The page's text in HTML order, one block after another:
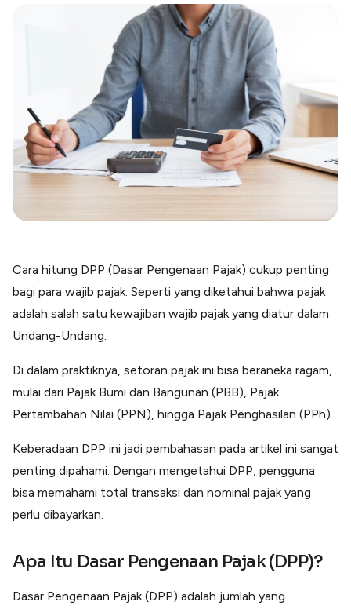
Bayar luar negeri pakai kartu kredit
Kartu Kredit Bisnis
Paper Card
Satu kartu untuk bisnis & personal
Paper Horizon
Kartu korporat expense terlengkap
Kelola Pembayaran Termin Proyek
Health & Beauty
Terima Pembayaran Instan Dan CC
Open API
Integrasi sistem bisnis dengan API
Software Akuntansi
Integrasi Accurate
Kumpulan tips dan informasi bisnis
Cara hitung DPP (Dasar Pengenaan Pajak) cukup penting
bagi para wajib pajak. Seperti yang diketahui bahwa pajak
adalah salah satu kewajiban wajib pajak yang diatur dalam
Undang-Undang.
Di dalam praktiknya, setoran pajak ini bisa beraneka ragam,
mulai dari Pajak Bumi dan Bangunan (PBB), Pajak
Pertambahan Nilai (PPN), hingga Pajak Penghasilan (PPh).
Keberadaan DPP ini jadi pembahasan pada artikel ini sangat
penting dipahami. Dengan mengetahui DPP, pengguna
bisa memahami total transaksi dan nominal pajak yang
perlu dibayarkan.
Apa Itu Dasar Pengenaan Pajak (DPP)?
Dasar Pengenaan Pajak (DPP) adalah jumlah yang